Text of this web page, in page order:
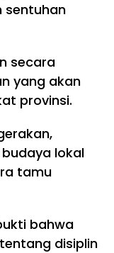
sentuhan
secara
yang akan
provinsi.
lokal
tamu
bahwa
disiplin